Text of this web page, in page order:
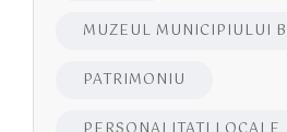
MUZEUL MUNICIPIULUI
PATRIMONIU